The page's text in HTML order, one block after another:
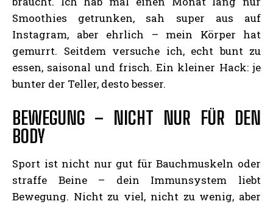
Smoothies getrunken, sah super aus auf
Instagram, aber ehrlich – mein Körper hat
gemurrt. Seitdem versuche ich, echt bunt zu
essen, saisonal und frisch. Ein kleiner Hack: je
bunter der Teller, desto besser.
BEWEGUNG – NICHT NUR FÜR DEN
BODY
Sport ist nicht nur gut für Bauchmuskeln oder
straffe Beine – dein Immunsystem liebt
Bewegung. Nicht zu viel, nicht zu wenig, aber